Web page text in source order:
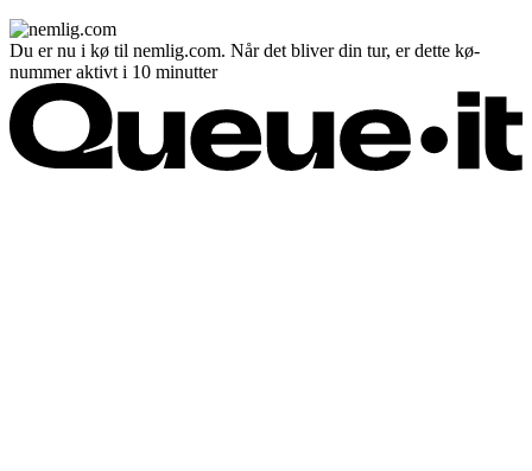
Du er nu i kø til nemlig.com. Når det bliver din tur, er dette kø-
nummer aktivt i 10 minutter